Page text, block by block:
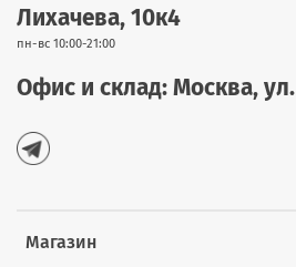
Магазин
Лихачева, 10к4
пн-вс 10:00-21:00
Офис и склад: Москва,